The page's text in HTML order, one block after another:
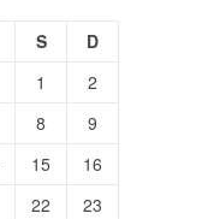
S
D
1
2
8
9
15
16
22
23